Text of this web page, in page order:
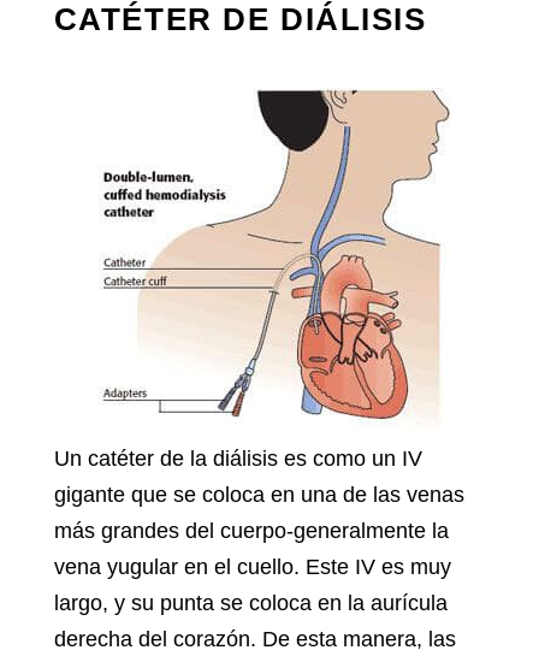
CATÉTER DE DIÁLISIS
Un catéter de la diálisis es como un IV
gigante que se coloca en una de las venas
más grandes del cuerpo-generalmente la
vena yugular en el cuello. Este IV es muy
largo, y su punta se coloca en la aurícula
derecha del corazón. De esta manera, las